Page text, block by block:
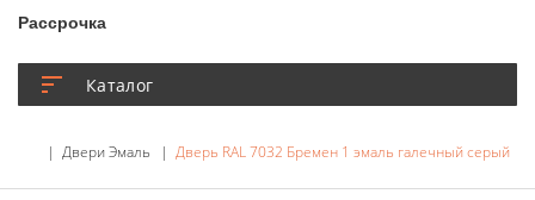
Каталог
Рассрочка
Двери Эмаль Дверь RAL 7032 Бремен 1 эмаль галечный серый